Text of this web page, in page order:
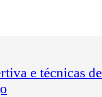
e técnicas de